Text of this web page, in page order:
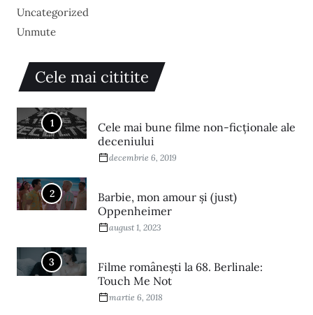
Uncategorized
Unmute
Cele mai cititite
1
Cele mai bune filme non-ficționale ale
deceniului
decembrie 6, 2019
2
Barbie, mon amour și (just)
Oppenheimer
august 1, 2023
3
Filme româneşti la 68. Berlinale:
Touch Me Not
martie 6, 2018